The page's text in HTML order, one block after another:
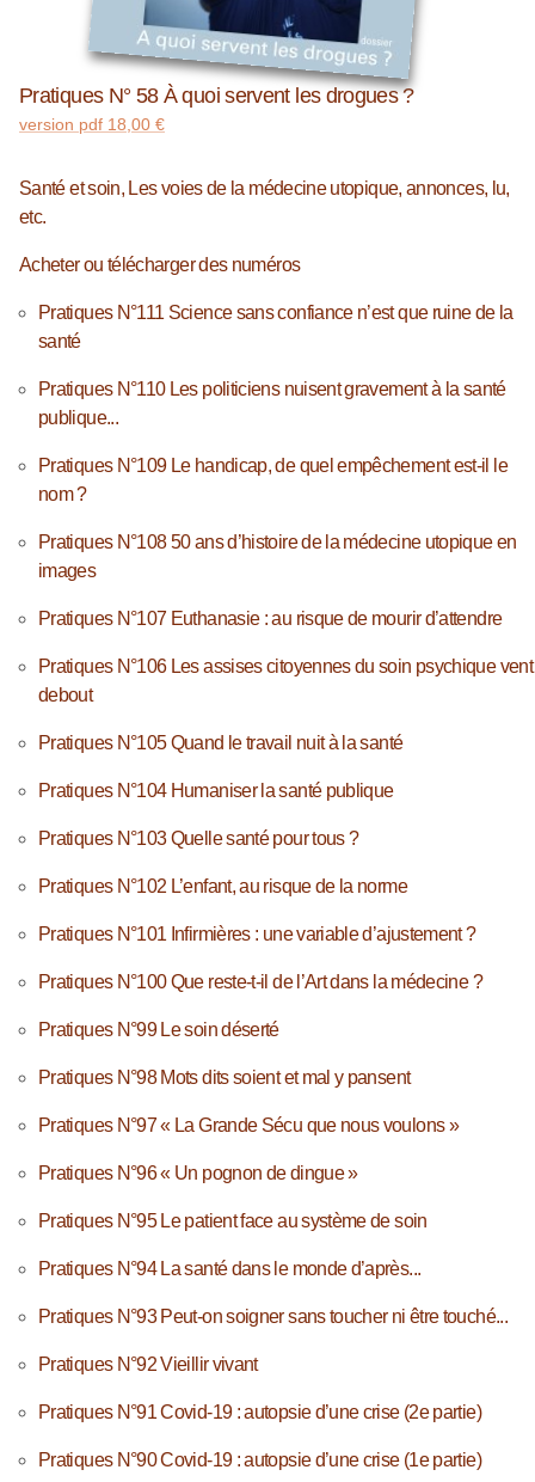
Pratiques N° 58 À quoi servent les drogues ?
version pdf 18,00 €
Santé et soin, Les voies de la médecine utopique, annonces, lu,
etc.
Acheter ou télécharger des numéros
Pratiques N°111 Science sans confiance n’est que ruine de la
santé
Pratiques N°110 Les politiciens nuisent gravement à la santé
publique...
Pratiques N°109 Le handicap, de quel empêchement est-il le
nom ?
Pratiques N°108 50 ans d’histoire de la médecine utopique en
images
Pratiques N°107 Euthanasie : au risque de mourir d’attendre
Pratiques N°106 Les assises citoyennes du soin psychique vent
debout
Pratiques N°105 Quand le travail nuit à la santé
Pratiques N°104 Humaniser la santé publique
Pratiques N°103 Quelle santé pour tous ?
Pratiques N°102 L’enfant, au risque de la norme
Pratiques N°101 Infirmières : une variable d’ajustement ?
Pratiques N°100 Que reste-t-il de l’Art dans la médecine ?
Pratiques N°99 Le soin déserté
Pratiques N°98 Mots dits soient et mal y pansent
Pratiques N°97 « La Grande Sécu que nous voulons »
Pratiques N°96 « Un pognon de dingue »
Pratiques N°95 Le patient face au système de soin
Pratiques N°94 La santé dans le monde d’après...
Pratiques N°93 Peut-on soigner sans toucher ni être touché...
Pratiques N°92 Vieillir vivant
Pratiques N°91 Covid-19 : autopsie d’une crise (2e partie)
Pratiques N°90 Covid-19 : autopsie d’une crise (1e partie)